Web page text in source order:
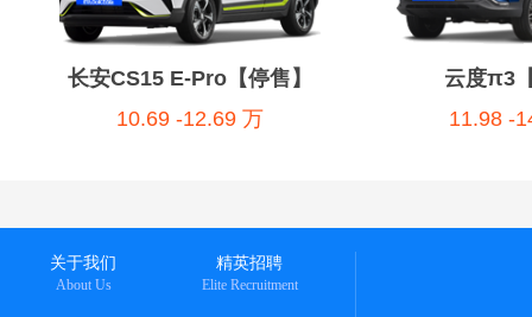
长安CS15 E-Pro【停售】
10.69 -12.69 万
云度π3
11.98 -
关于我们
About Us
精英招聘
Elite Recruitment